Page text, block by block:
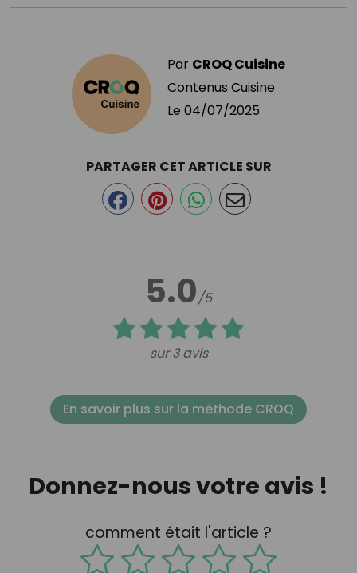
Par CROQ Cuisine
Contenus Cuisine
Le 04/07/2025
5.0/5
sur 3 avis
PARTAGER CET ARTICLE SUR
En savoir plus sur la méthode CROQ
Donnez-nous votre avis !
comment était l'article ?